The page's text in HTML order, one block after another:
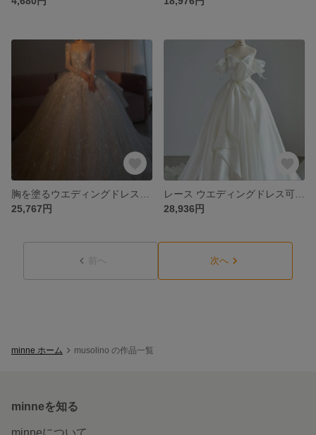
25,767円
28,936円
前へ 次へ
minne ホーム musolino の作品一覧
minneを知る
minneについて